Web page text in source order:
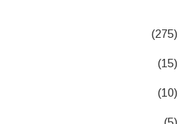
(275)
(15)
(10)